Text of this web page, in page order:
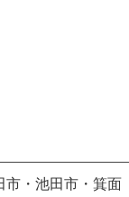
市・池田市・箕面